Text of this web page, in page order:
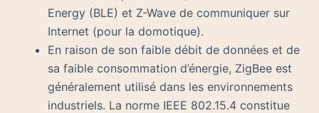
Energy (BLE) et Z-Wave de communiquer sur
Internet (pour la domotique).
En raison de son faible débit de données et de
sa faible consommation d’énergie, ZigBee est
généralement utilisé dans les environnements
industriels. La norme IEEE 802.15.4 constitue